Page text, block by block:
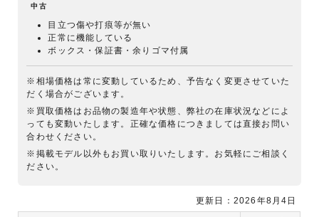
中古
目立つ傷や打痕等が無い
正常に機能している
ボックス・保証書・余りゴマ付属
※相場価格は常に変動しているため、予告なく変更させていた
だく場合がございます。
※買取価格はお品物の製造年や状態、弊社の在庫状況などによ
っても変動いたします。正確な価格につきましては直接お問い
合わせください。
※掲載モデル以外もお買い取りいたします。お気軽にご相談く
ださい。
更新日：2026年8月4日